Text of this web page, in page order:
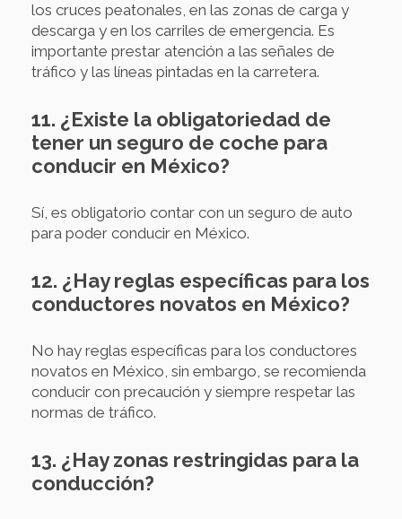
los cruces peatonales, en las zonas de carga y
descarga y en los carriles de emergencia. Es
importante prestar atención a las señales de
tráfico y las líneas pintadas en la carretera.
11. ¿Existe la obligatoriedad de
tener un seguro de coche para
conducir en México?
Sí, es obligatorio contar con un seguro de auto
para poder conducir en México.
12. ¿Hay reglas específicas para los
conductores novatos en México?
No hay reglas específicas para los conductores
novatos en México, sin embargo, se recomienda
conducir con precaución y siempre respetar las
normas de tráfico.
13. ¿Hay zonas restringidas para la
conducción?